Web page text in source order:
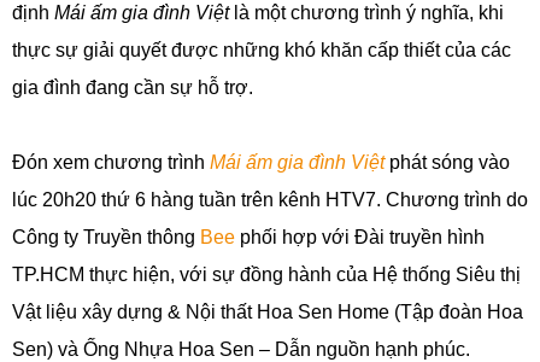
định Mái ấm gia đình Việtlà một chương trình ý nghĩa, khi
thực sự giải quyết được những khó khăn cấp thiết của các
gia đình đang cần sự hỗ trợ.
Đón xem chương trình Mái ấm gia đình Việtphát sóng vào
lúc 20h20 thứ 6 hàng tuần trên kênh HTV7. Chương trình do
Công ty Truyền thông Bee phối hợp với Đài truyền hình
TP.HCM thực hiện, với sự đồng hành của Hệ thống Siêu thị
Vật liệu xây dựng & Nội thất Hoa Sen Home (Tập đoàn Hoa
Sen) và Ống Nhựa Hoa Sen – Dẫn nguồn hạnh phúc.